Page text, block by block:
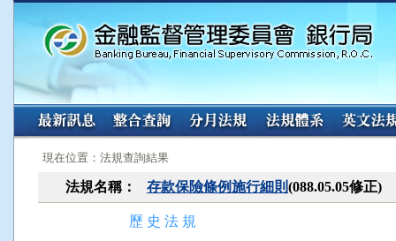
:::
現在位置：法規查詢結果
法規名稱： 存款保險條例施行細則(088.05.05修正)
歷 史 法 規